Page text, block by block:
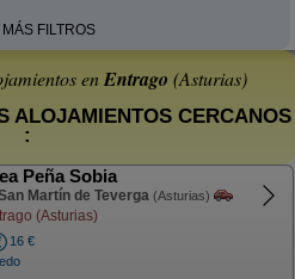
MÁS FILTROS
enEntrago (Asturias)
ALOJAMIENTOS CERCANOS
:
Peña Sobia
Martín de Teverga (Asturias)
(Asturias)
16 €